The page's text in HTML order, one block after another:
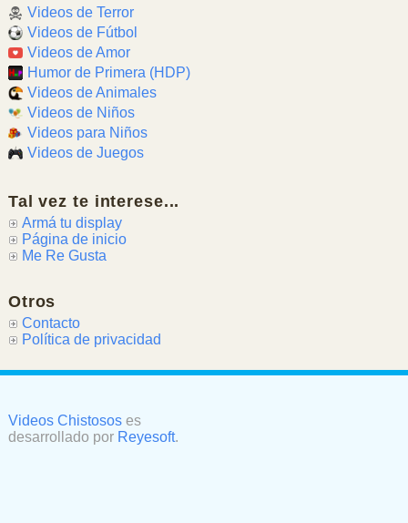
Videos de Terror
Videos de Fútbol
Videos de Amor
Humor de Primera (HDP)
Videos de Animales
Videos de Niños
Videos para Niños
Videos de Juegos
Tal vez te interese...
Armá tu display
Página de inicio
Me Re Gusta
Otros
Contacto
Política de privacidad
Videos Chistososes
desarrollado por Reyesoft.